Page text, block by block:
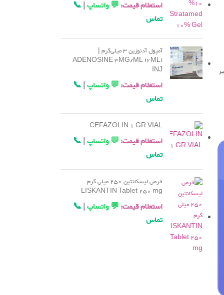
استعلام قیمت:💬 واتساپ|
📞
تماس
آمپول آدنوزین 3 میلی‌گرم |
ADENOSINE 3MG/ML (2ML)
INJ
استعلام قیمت:💬 واتساپ|
📞
تماس
CEFAZOLIN 1 GR VIAL
استعلام قیمت:💬 واتساپ|
📞
تماس
قرص لیسکانتین 250 میلی گرم
LISKANTIN Tablet 250 mg
استعلام قیمت:💬 واتساپ|
📞
تماس